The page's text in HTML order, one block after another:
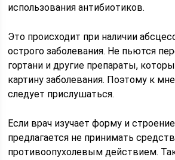
использования антибиотиков.
Это происходит при наличии
острого заболевания. Не пьются
гортани и другие препараты,
картину заболевания. Поэтому к
следует прислушаться.
Если врач изучает форму и
предлагается не принимать
противоопухолевым действием.